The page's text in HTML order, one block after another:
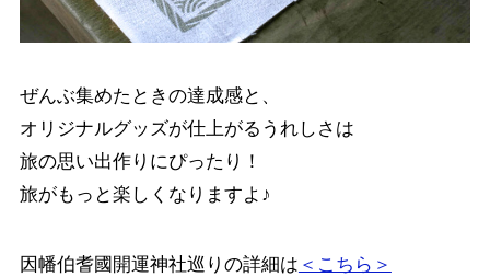
ぜんぶ集めたときの達成感と、
オリジナルグッズが仕上がるうれしさは
旅の思い出作りにぴったり！
旅がもっと楽しくなりますよ♪
因幡伯耆國開運神社巡りの詳細は ＜こちら＞